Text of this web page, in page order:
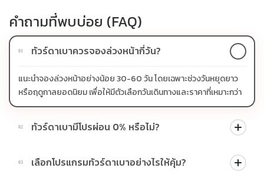
คำถามที่พบบ่อย (FAQ)
01 ทัวร์ดาเบาควรจองล่วงหน้ากี่วัน?
แนะนำจองล่วงหน้าอย่างน้อย 30-60 วัน โดยเฉพาะช่วงวันหยุดยาว
หรือฤดูกาลยอดนิยม เพื่อให้มีตัวเลือกวันเดินทางและราคาที่เหมาะกว่า
02 ทัวร์ดาเบามีโปรผ่อน 0% หรือไม่?
บางโปรแกรมมีโปรผ่อน 0% หรือโปรโมชั่นบัตรเครดิตตามเงื่อนไขที่
บริษัทกำหนด สามารถดูสัญลักษณ์โปรโมชั่นในรายการทัวร์แต่ละ
03 เลือกโปรแกรมทัวร์ดาเบาอย่างไรให้คุ้ม?